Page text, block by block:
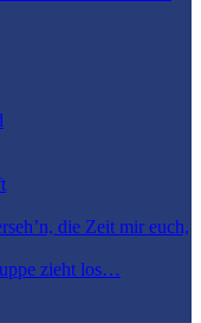
die Zeit mir euch,
zieht los…